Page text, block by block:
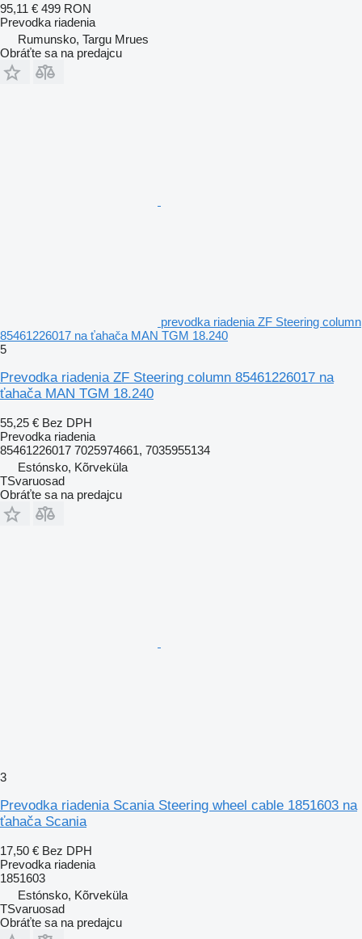
95,11 € 499 RON
Prevodka riadenia
Rumunsko, Targu Mrues
Obráťte sa na predajcu
prevodka riadenia ZF Steering column
85461226017 na ťahača MAN TGM 18.240
5
Prevodka riadenia ZF Steering column 85461226017 na
ťahača MAN TGM 18.240
55,25 € Bez DPH
Prevodka riadenia
85461226017 7025974661, 7035955134
Estónsko, Kõrveküla
TSvaruosad
Obráťte sa na predajcu
3
Prevodka riadenia Scania Steering wheel cable 1851603 na
ťahača Scania
17,50 € Bez DPH
Prevodka riadenia
1851603
Estónsko, Kõrveküla
TSvaruosad
Obráťte sa na predajcu